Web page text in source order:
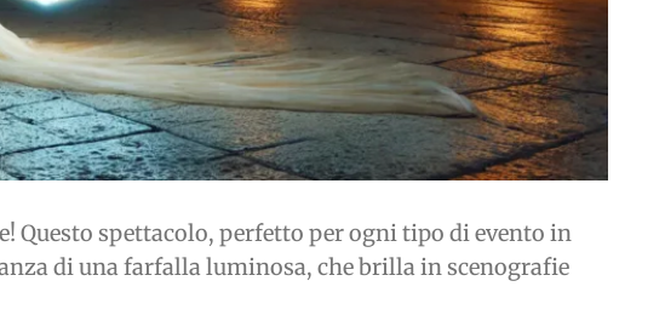
Questo spettacolo, perfetto per ogni tipo di evento in
di una farfalla luminosa, che brilla in scenografie